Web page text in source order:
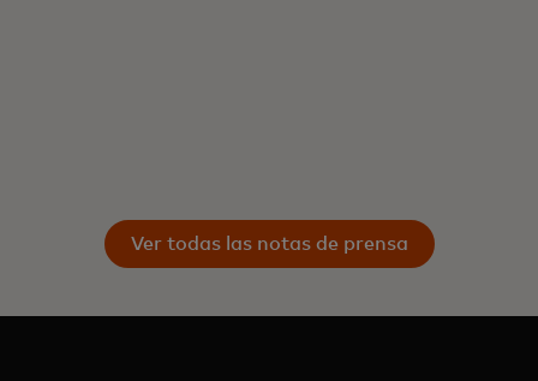
Ver todas las notas de prensa